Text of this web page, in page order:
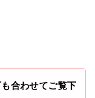
合わせてご覧下